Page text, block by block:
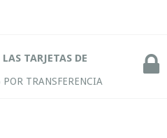
TARJETAS DE
TRANSFERENCIA